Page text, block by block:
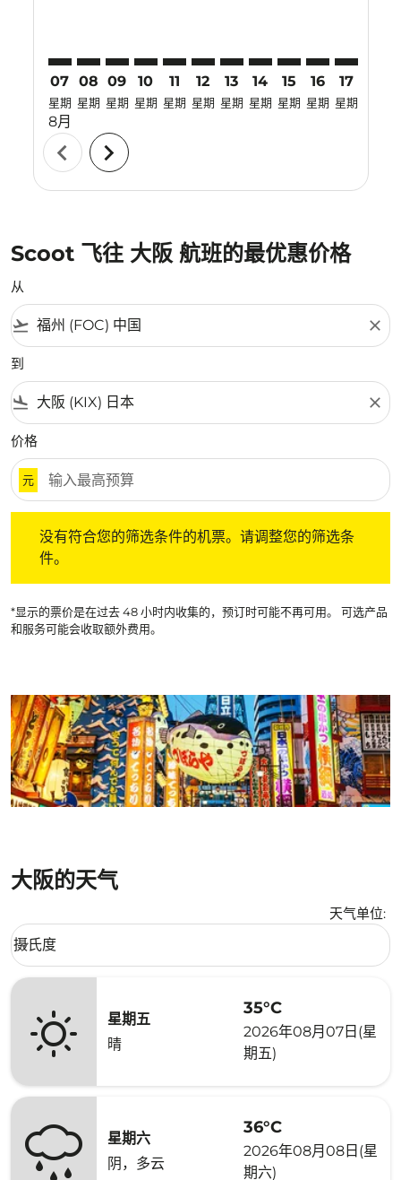
07
星期
8月
08
星期
09
星期
10
星期
11
星期
12
星期
13
星期
14
星期
15
星期
16
星期
17
星期
chevron_left chevron_right
Scoot 飞往 大阪 航班的最优惠价格
从
flight_takeoff close
到
flight_land close
价格
元
没有符合您的筛选条件的机票。请调整您的筛选条
件。
*显示的票价是在过去 48 小时内收集的，预订时可能不再可用。 可选产品
和服务可能会收取额外费用。
大阪的天气
天气单位:
Weather unit option 摄氏度 Selected
摄氏度
keyboard_arrow_down
星期五
晴
35°C
2026年08月07日(星
期五)
星期六
阴，多云
36°C
2026年08月08日(星
期六)